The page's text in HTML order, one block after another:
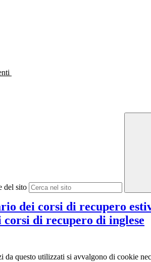
del sito
dei corsi di recupero
corsi di recupero di inglese
da questo utilizzati si avvalgono di cookie